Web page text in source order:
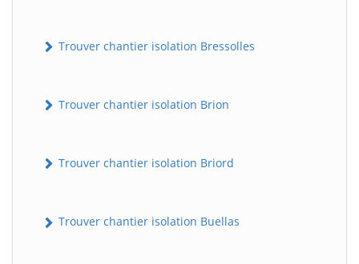
Trouver chantier isolation Bressolles
Trouver chantier isolation Brion
Trouver chantier isolation Briord
Trouver chantier isolation Buellas